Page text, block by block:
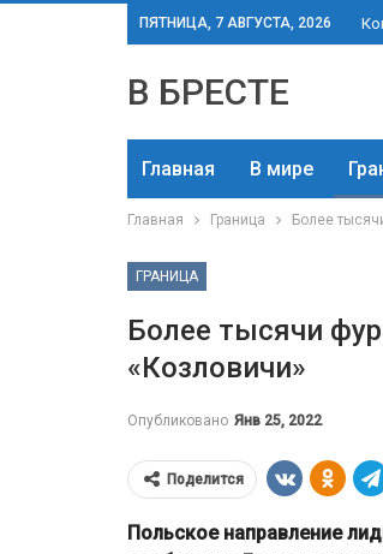
ПЯТНИЦА, 7 АВГУСТА, 2026
В БРЕСТЕ
Главная В мире
Главная Граница Более
ГРАНИЦА
Более тысячи
«Козловичи»
Опубликовано Янв 25, 2022
Поделится
Польское направление